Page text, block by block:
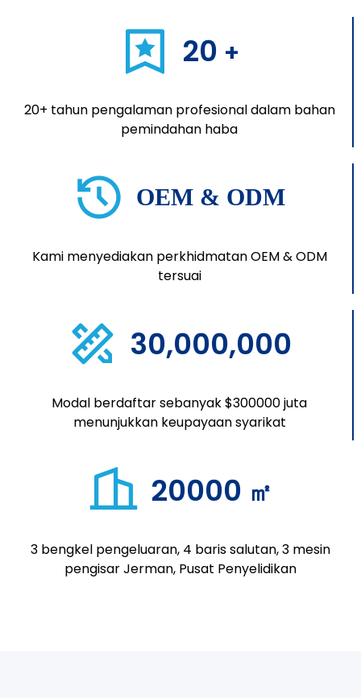
20 +
20+ tahun pengalaman profesional dalam bahan
pemindahan haba
OEM & ODM
Kami menyediakan perkhidmatan OEM & ODM
tersuai
30,000,000
Modal berdaftar sebanyak $300000 juta
menunjukkan keupayaan syarikat
20000 ㎡
3 bengkel pengeluaran, 4 baris salutan, 3 mesin
pengisar Jerman, Pusat Penyelidikan